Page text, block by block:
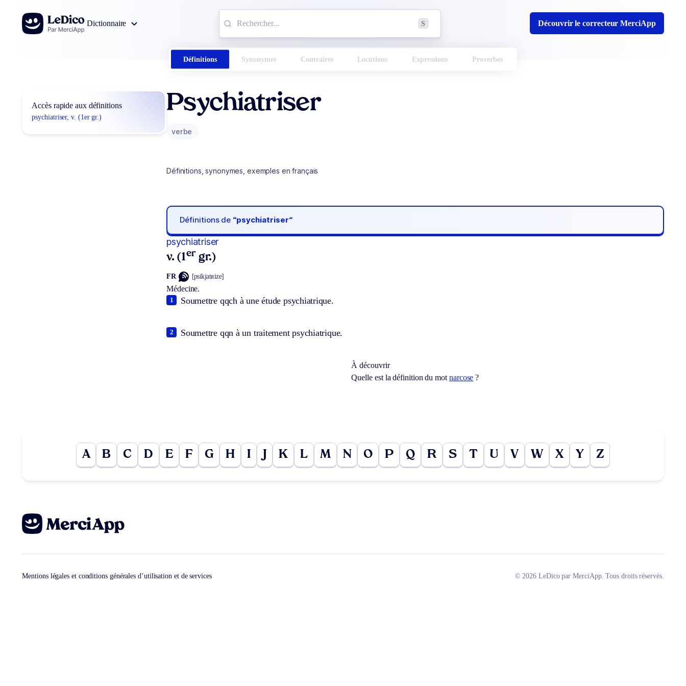
Aller au contenu
Dictionnaire
S Découvrir le correcteur MerciApp
Définitions Synonymes Contraires Locutions Expressions Proverbes
Accès rapide aux définitions
psychiatriser, v. (1er gr.)
Psychiatriser
verbe
Définitions, synonymes, exemples en français
Définitions de “psychiatriser“
psychiatriser
v. (1er gr.)
FR [psikjatʀize]
Médecine.
Soumettre qqch à une étude psychiatrique.
1
Soumettre qqn à un traitement psychiatrique.
2
À découvrir
Quelle est la définition du mot narcose ?
A B C D E F G H I J K L M N O P Q R S T U V W X Y Z
Mentions légales et conditions générales d’utilisation et de services © 2026 LeDico par MerciApp. Tous droits réservés.